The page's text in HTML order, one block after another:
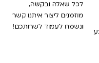
לכל שאלה ובקשה,
מוזמנים ליצור איתנו קשר
ונשמח לעמוד לשרותכם!